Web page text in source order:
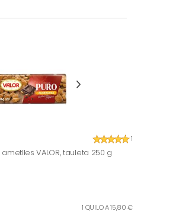
1
VALOR, tauleta 250 g
1 QUILO A 15,80 €